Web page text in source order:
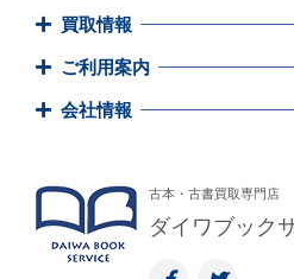
買取情報
ご利用案内
会社情報
古本・古書買取専門店
ダイワブック